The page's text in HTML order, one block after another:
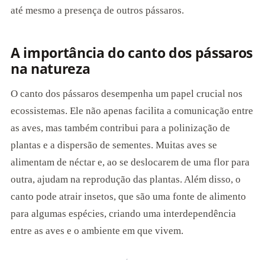
até mesmo a presença de outros pássaros.
A importância do canto dos pássaros
na natureza
O canto dos pássaros desempenha um papel crucial nos
ecossistemas. Ele não apenas facilita a comunicação entre
as aves, mas também contribui para a polinização de
plantas e a dispersão de sementes. Muitas aves se
alimentam de néctar e, ao se deslocarem de uma flor para
outra, ajudam na reprodução das plantas. Além disso, o
canto pode atrair insetos, que são uma fonte de alimento
para algumas espécies, criando uma interdependência
entre as aves e o ambiente em que vivem.